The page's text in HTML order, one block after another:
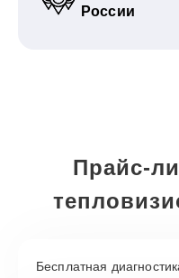
России
Прайс-
Бесплатная